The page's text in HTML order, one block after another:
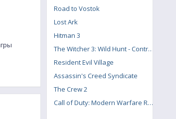
Road to Vostok
Lost Ark
Hitman 3
The Witcher 3: Wild Hunt - Contract: Missing Miners
Resident Evil Village
Assassin's Creed Syndicate
The Crew 2
Call of Duty: Modern Warfare Remastered